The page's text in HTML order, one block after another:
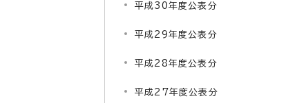
平成30年度公表分
平成29年度公表分
平成28年度公表分
平成27年度公表分